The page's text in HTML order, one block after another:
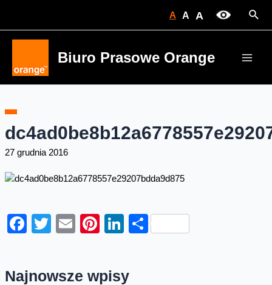
A A A
Biuro Prasowe Orange
27 grudnia 2016
Facebook
Twitter
EmailPinterest
LinkedIn
Share
Najnowsze wpisy